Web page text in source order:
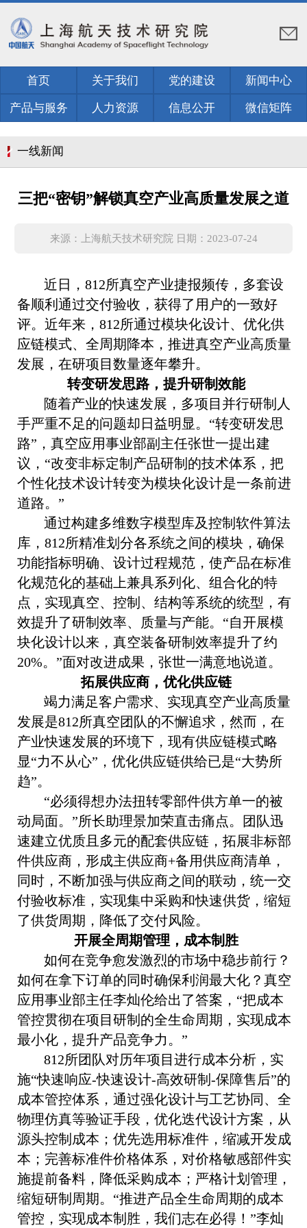
首页 关于我们 党的建设 新闻中心
产品与服务 人力资源 信息公开 微信矩阵
一线新闻
三把“密钥”解锁真空产业高质量发展之道
来源：上海航天技术研究院 日期：2023-07-24
近日， 812所真空产业捷报频传，多套设
备顺利通过交付验收，获得了用户的一致好
评。近年来， 812所通过模块化设计、优化供
应链模式、全周期降本，推进真空产业高质量
发展，在研项目数量逐年攀升。
转变研发思路，提升研制效能
随着产业的快速发展，多项目并行研制人
手严重不足的问题却日益明显。 “转变研发思
路” ，真空应用事业部副主任张世一提出建
议， “改变非标定制产品研制的技术体系，把
个性化技术设计转变为模块化设计是一条前进
道路。 ”
通过构建多维数字模型库及控制软件算法
库， 812所精准划分各系统之间的模块，确保
功能指标明确、设计过程规范， 使产品在标准
化规范化的基础上兼具系列化、组合化的特
点 ，实现真空、控制、结构等系统的统型，有
效提升了研制效率、质量与产能。 “自开展模
块化设计以来，真空装备研制效率提升了约
20%。 ”面对改进成果，张世一满意地说道。
拓展供应商，优化供应链
竭力满足客户需求、实现真空产业高质量
发展是812所真空团队的不懈追求，然而，在
产业快速发展的环境下，现有供应链模式略
显“力不从心” ，优化供应链供给已是“大势所
趋”。
“必须得想办法扭转零部件供方单一的被
动局面。 ”所长助理景加荣直击痛点。团队迅
速建立优质且多元的配套供应链，拓展非标部
件供应商， 形成主供应商+备用供应商清单，
同时，不断加强与供应商之间的联动，统一交
付验收标准， 实现集中采购和快速供货，缩短
了供货周期，降低了交付风险。
开展全周期管理，成本制胜
如何在竞争愈发激烈的市场中稳步前行？
如何在拿下订单的同时确保利润最大化？真空
应用事业部主任李灿伦给出了答案， “把成本
管控贯彻在项目研制的全生命周期，实现成本
最小化，提升产品竞争力。 ”
812所团队对历年项目进行成本分析，实
施“快速响应-快速设计-高效研制 -保障售后”的
成本管控体系，通过强化设计与工艺协同、全
物理仿真等验证手段，优化迭代设计方案，从
源头控制成本；优先选用标准件，缩减开发成
本；完善标准件价格体系，对价格敏感部件实
施提前备料，降低采购成本；严格计划管理，
缩短研制周期。 “推进产品全生命周期的成本
管控，实现成本制胜，我们志在必得！ ”李灿